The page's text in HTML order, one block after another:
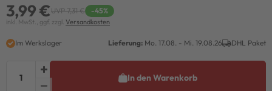
3,99 €UVP 7,31 € -45%
inkl. MwSt., ggf. zzgl. Versandkosten
Im Werkslager Lieferung: Mo. 17.08. - Mi. 19.08.26 DHL Paket
In den Warenkorb